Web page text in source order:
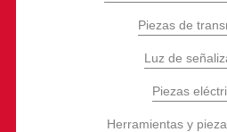
Piezas de
Luz de
Piezas
Herramientas y